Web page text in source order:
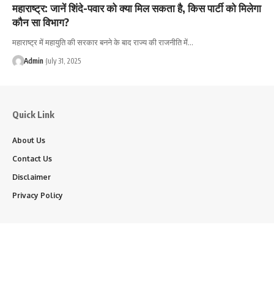
महाराष्ट्र: जानें शिंदे-पवार को क्या मिल सकता है, किस पार्टी को मिलेगा
कौन सा विभाग?
महाराष्ट्र में महायुति की सरकार बनने के बाद राज्य की राजनीति में…
Admin July 31, 2025
Quick Link
About Us
Contact Us
Disclaimer
Privacy Policy